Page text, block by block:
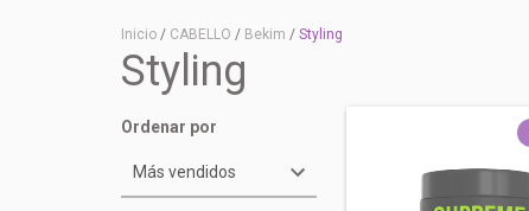
Inicio / CABELLO / Bekim / Styling
Styling
Ordenar por